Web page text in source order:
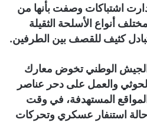
اشتباكات وصفت بأنها من
أنواع الأسلحة الثقيلة
كثيف للقصف بين الطرفين.
الوطني تخوض معارك
والعمل على دحر عناصر
المواقع المستهدفة، في وقت
حالة استنفار عسكري وتحركات